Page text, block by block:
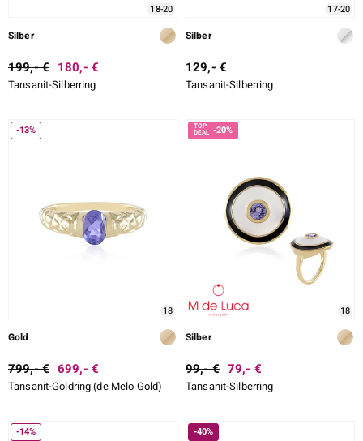
18-20
Silber
199,- € 180,- €
Tansanit-Silberring
17-20
Silber
129,- €
Tansanit-Silberring
-13%
18
Gold
799,- € 699,- €
Tansanit-Goldring (de Melo Gold)
-20%
18
Silber
99,- € 79,- €
Tansanit-Silberring
-14% -40%